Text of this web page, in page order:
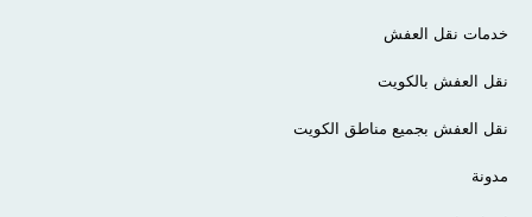
خدمات نقل العفش
نقل العفش بالكويت
نقل العفش بجميع مناطق الكويت
مدونة